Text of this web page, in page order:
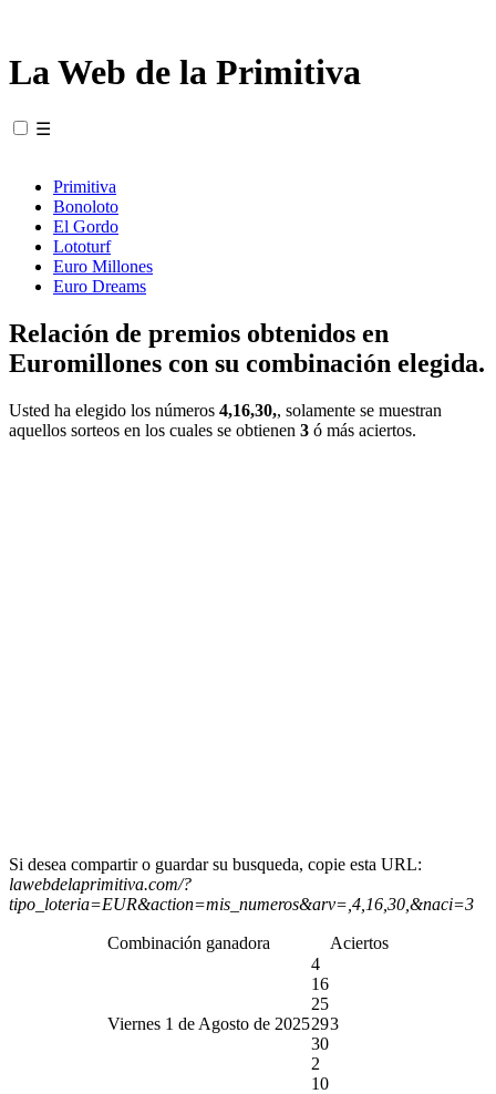
La Web de la Primitiva
☰
Primitiva
Bonoloto
El Gordo
Lototurf
Euro Millones
Euro Dreams
Relación de premios obtenidos en
Euromillones con su combinación elegida.
Usted ha elegido los números 4,16,30,, solamente se muestran
aquellos sorteos en los cuales se obtienen 3 ó más aciertos.
Si desea compartir o guardar su busqueda, copie esta URL:
lawebdelaprimitiva.com/?
tipo_loteria=EUR&action=mis_numeros&arv=,4,16,30,&naci=3
Combinación ganadora Aciertos
Viernes 1 de Agosto de 2025
4
16
25
29
30
2
10
3